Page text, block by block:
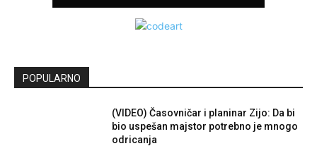
POPULARNO
(VIDEO) Časovničar i planinar Zijo: Da bi
bio uspešan majstor potrebno je mnogo
odricanja